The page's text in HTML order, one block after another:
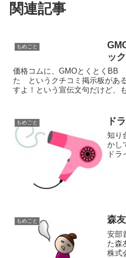
関連記事
もめごと
ッ
価格コムに、GMOとくとくBB
た というクチコミ掲示板があ
すよ！という宣伝文句だけど、
もめごと ド
知り
かし
ドラ
もめごと 森
安部
た森
株式